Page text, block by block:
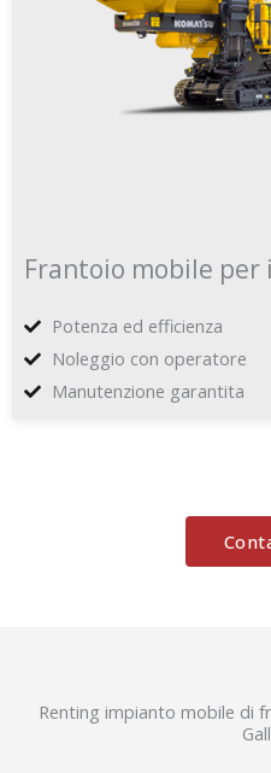
Frantoio mobile per
Potenza ed efficienza
Noleggio con operatore
Manutenzione garantita
Renting impianto mobile di